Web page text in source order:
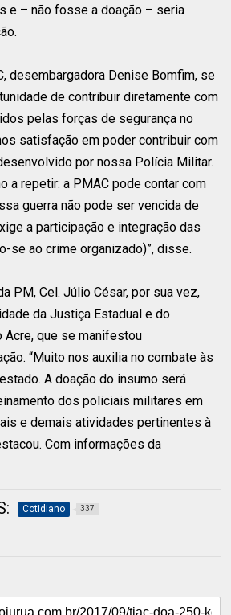
e – não fosse a doação – seria
desembargadora Denise Bomfim, se
de contribuir diretamente com
pelas forças de segurança no
satisfação em poder contribuir com
por nossa Polícia Militar.
a repetir: a PMAC pode contar com
guerra não pode ser vencida de
a participação e integração das
se ao crime organizado)”, disse.
PM, Cel. Júlio César, por sua vez,
da Justiça Estadual e do
que se manifestou
“Muito nos auxilia no combate às
A doação do insumo será
dos policiais militares em
e demais atividades pertinentes à
Com informações da
Cotidiano 337